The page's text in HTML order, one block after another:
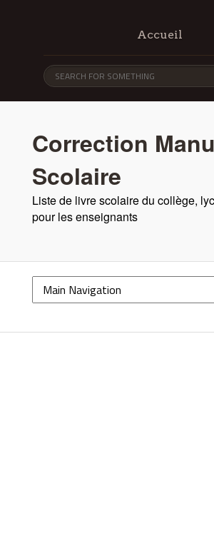
Accueil
Correction
Scolaire
Liste de livre scolaire du collège,
pour les enseignants